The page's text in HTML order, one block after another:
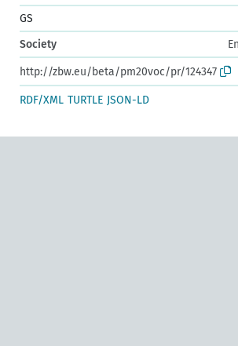
GS
Society
http://zbw.eu/beta/pm20voc/pr/124347
RDF/XML TURTLE JSON-LD